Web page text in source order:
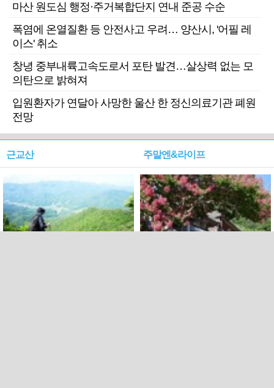
마산 원도심 행정·주거복합단지 연내 준공 수순
폭염에 온열질환 등 안전사고 우려… 양산시, '어필 레
이스' 취소
창녕 중부내륙고속도로서 포탄 발견…살상력 없는 모
의탄으로 밝혀져
입원환자가 연달아 사망한 울산 한 정신의료기관 폐원
전망
근교산 주말엔&라이프